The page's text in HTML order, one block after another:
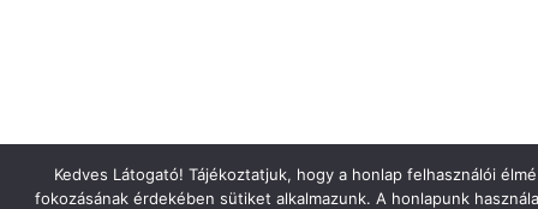
Kedves Látogató! Tájékoztatjuk, hogy a honlap felhasználói
fokozásának érdekében sütiket alkalmazunk. A honlapunk